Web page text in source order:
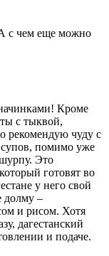
с чем еще можно
Кроме
с тыквой,
рекомендую чуду с
помимо уже
Это
готовят во
у него свой
долму –
и рисом. Хотя
дагестанский
и подаче.